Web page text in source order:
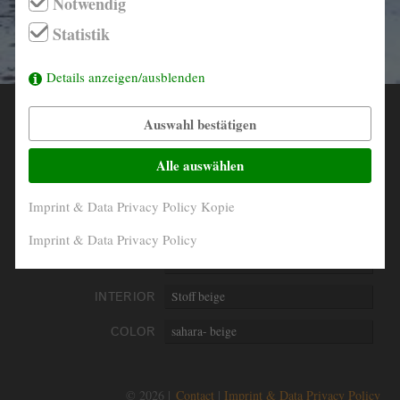
YEAR 1977
25.650 Km original
INTERIOR Stoff beige
COLOR sahara- beige
© 2026 | Contact Imprint & Data Privacy Policy
Statistik
Details anzeigen/ausblenden
Auswahl bestätigen
Alle auswählen
Imprint & Data Privacy Policy Kopie
Imprint & Data Privacy Policy